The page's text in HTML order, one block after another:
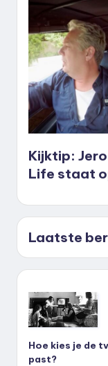
Kijktip:
Life staat
Laatste
Hoe kies je de
past?